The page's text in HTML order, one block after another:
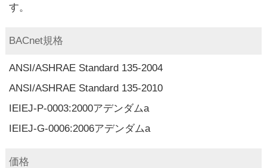
す。
BACnet規格
ANSI/ASHRAE Standard 135-2004
ANSI/ASHRAE Standard 135-2010
IEIEJ-P-0003:2000アデンダムa
IEIEJ-G-0006:2006アデンダムa
価格